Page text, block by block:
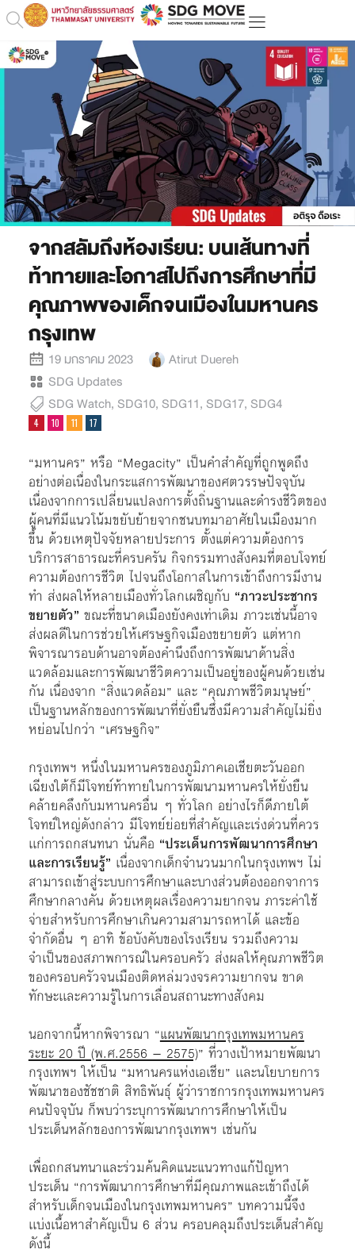
จากสลัมถึงห้องเรียน: บนเส้นทางที่
ท้าทายและโอกาสไปถึงการศึกษาที่มี
คุณภาพของเด็กจนเมืองในมหานคร
กรุงเทพ
19 มกราคม 2023
Atirut Duereh
SDG Updates
SDG Watch, SDG10, SDG11, SDG17, SDG4
“มหานคร” หรือ “Megacity” เป็นคำสำคัญที่ถูกพูดถึง
อย่างต่อเนื่องในกระแสการพัฒนาของศตวรรษปัจจุบัน
เนื่องจากการเปลี่ยนแปลงการตั้งถิ่นฐานและดำรงชีวิตของ
ผู้คนที่มีแนวโน้มขยับย้ายจากชนบทมาอาศัยในเมืองมาก
ขึ้น ด้วยเหตุปัจจัยหลายประการ ตั้งแต่ความต้องการ
บริการสาธารณะที่ครบครัน กิจกรรมทางสังคมที่ตอบโจทย์
ความต้องการชีวิต ไปจนถึงโอกาสในการเข้าถึงการมีงาน
ทำ ส่งผลให้หลายเมืองทั่วโลกเผชิญกับ “ภาวะประชากร
ขยายตัว” ขณะที่ขนาดเมืองยังคงเท่าเดิม ภาวะเช่นนี้อาจ
ส่งผลดีในการช่วยให้เศรษฐกิจเมืองขยายตัว แต่หาก
พิจารณารอบด้านอาจต้องคำนึงถึงการพัฒนาด้านสิ่ง
แวดล้อมและการพัฒนาชีวิตความเป็นอยู่ของผู้คนด้วยเช่น
กัน เนื่องจาก “สิ่งแวดล้อม” และ “คุณภาพชีวิตมนุษย์”
เป็นฐานหลักของการพัฒนาที่ยั่งยืนซึ่งมีความสำคัญไม่ยิ่ง
หย่อนไปกว่า “เศรษฐกิจ”
กรุงเทพฯ หนึ่งในมหานครของภูมิภาคเอเชียตะวันออก
เฉียงใต้ก็มีโจทย์ท้าทายในการพัฒนามหานครให้ยั่งยืน
คล้ายคลึงกับมหานครอื่น ๆ ทั่วโลก อย่างไรก็ดีภายใต้
โจทย์ใหญ่ดังกล่าว มีโจทย์ย่อยที่สำคัญเเละเร่งด่วนที่ควร
เเก่การถกสนทนา นั่นคือ “ประเด็นการพัฒนาการศึกษา
และการเรียนรู้” เนื่องจากเด็กจำนวนมากในกรุงเทพฯ ไม่
สามารถเข้าสู่ระบบการศึกษาและบางส่วนต้องออกจาการ
ศึกษากลางคัน ด้วยเหตุผลเรื่องความยากจน ภาระค่าใช้
จ่ายสำหรับการศึกษาเกินความสามารถหาได้ และข้อ
จำกัดอื่น ๆ อาทิ ข้อบังคับของโรงเรียน รวมถึงความ
จำเป็นของสภาพการณ์ในครอบครัว ส่งผลให้คุณภาพชีวิต
ของครอบครัวจนเมืองติดหล่มวงจรความยากจน ขาด
ทักษะเเละความรู้ในการเลื่อนสถานะทางสังคม
นอกจากนี้หากพิจารณา “แผนพัฒนากรุงเทพมหานคร
ระยะ 20 ปี (พ.ศ.2556 – 2575)” ที่วางเป้าหมายพัฒนา
กรุงเทพฯ ให้เป็น “มหานครแห่งเอเชีย” เเละนโยบายการ
พัฒนาของชัชชาติ สิทธิพันธุ์ ผู้ว่าราชการกรุงเทพมหานคร
คนปัจจุบัน ก็พบว่าระบุการพัฒนาการศึกษาให้เป็น
ประเด็นหลักของการพัฒนากรุงเทพฯ เช่นกัน
เพื่อถกสนทนาและร่วมค้นคิดแนะแนวทางแก้ปัญหา
ประเด็น “การพัฒนาการศึกษาที่มีคุณภาพและเข้าถึงได้
สำหรับเด็กจนเมืองในกรุงเทพมหานคร” บทความนี้จึง
เเบ่งเนื้อหาสำคัญเป็น 6 ส่วน ครอบคลุมถึงประเด็นสำคัญ
ดังนี้